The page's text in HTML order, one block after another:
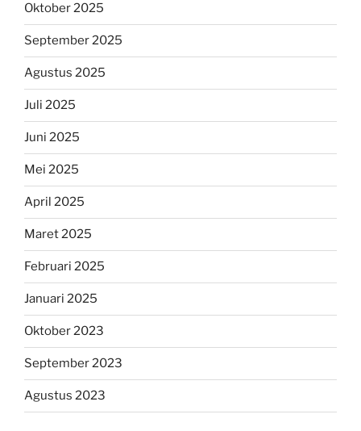
Oktober 2025
September 2025
Agustus 2025
Juli 2025
Juni 2025
Mei 2025
April 2025
Maret 2025
Februari 2025
Januari 2025
Oktober 2023
September 2023
Agustus 2023